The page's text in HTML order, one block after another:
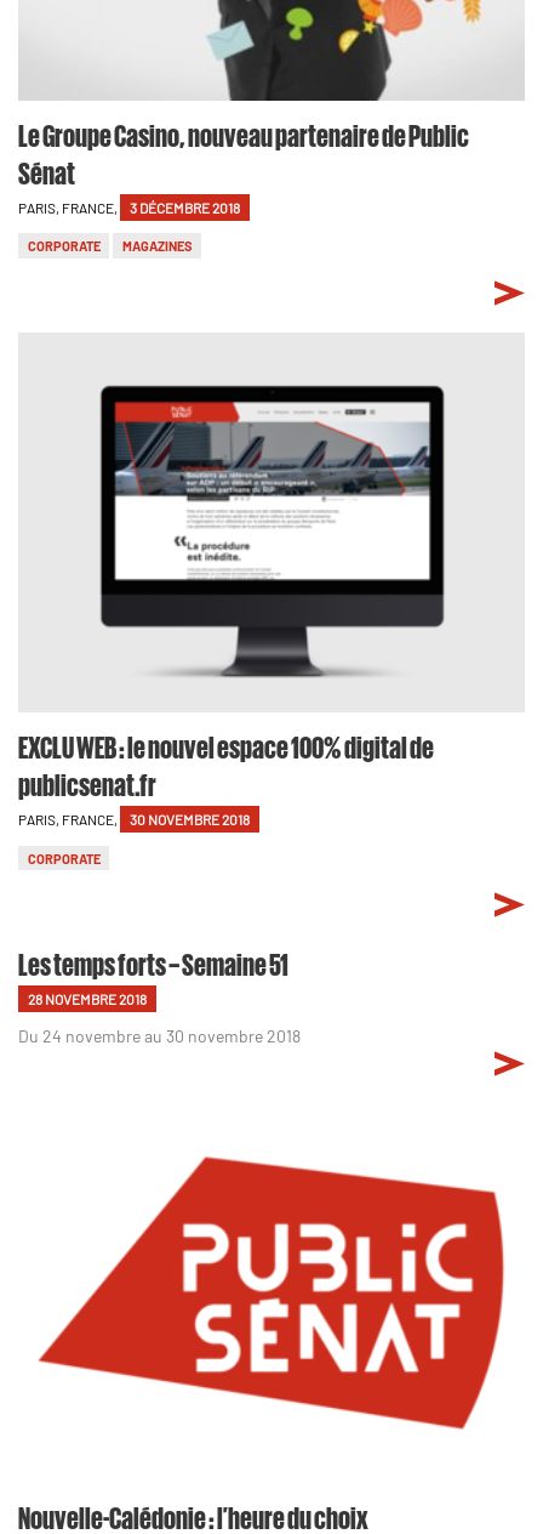
Le Groupe Casino, nouveau partenaire de Public
Sénat
PARIS, FRANCE, 3 DÉCEMBRE 2018
CORPORATE MAGAZINES
EXCLU WEB : le nouvel espace 100% digital de
publicsenat.fr
PARIS, FRANCE, 30 NOVEMBRE 2018
CORPORATE
Les temps forts – Semaine 51
28 NOVEMBRE 2018
Du 24 novembre au 30 novembre 2018
Nouvelle-Calédonie : l’heure du choix